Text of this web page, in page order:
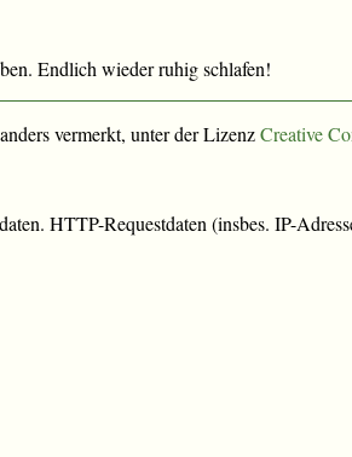
Endlich wieder ruhig schlafen!
vermerkt, unter der LizenzCreative
HTTP-Requestdaten (insbes. IP-